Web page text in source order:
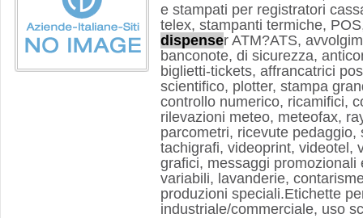
e stampati per registratori
telex, stampanti termiche,
dispenser ATM?ATS,
banconote, di sicurezza,
biglietti-tickets, affrancatrici
scientifico, plotter, stampa
controllo numerico, ricamifici,
rilevazioni meteo, meteofax,
parcometri, ricevute pedaggio,
tachigrafi, videoprint, videotel,
grafici, messaggi promozionali
variabili, lavanderie,
produzioni speciali.Etichette
industriale/commerciale, uso